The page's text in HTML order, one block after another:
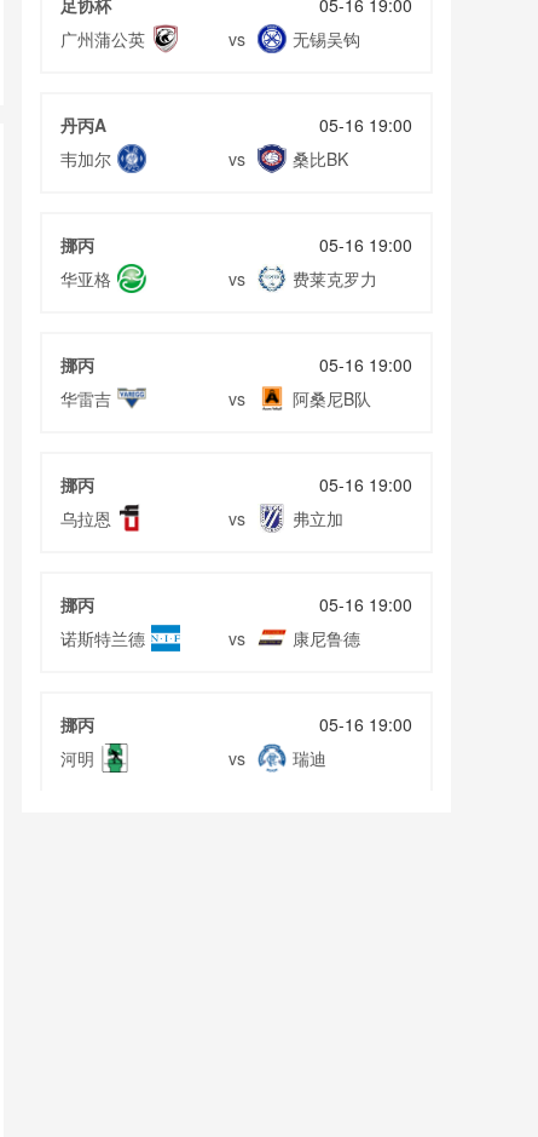
足协杯
05-16 19:00
广州蒲公英
vs 无锡吴钩
丹丙A
05-16 19:00
韦加尔
vs 桑比BK
挪丙
05-16 19:00
华亚格
vs 费莱克罗力
挪丙
05-16 19:00
华雷吉
vs 阿桑尼B队
挪丙
05-16 19:00
乌拉恩
vs 弗立加
挪丙
05-16 19:00
诺斯特兰德
vs 康尼鲁德
挪丙
05-16 19:00
河明
vs 瑞迪